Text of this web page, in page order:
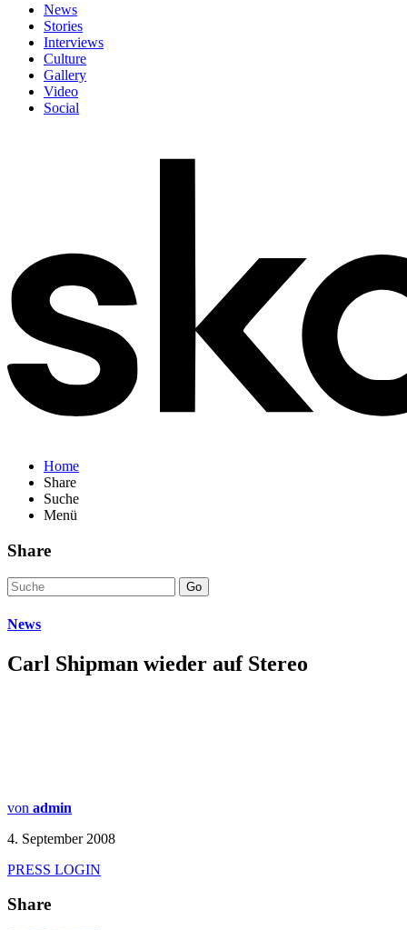
News
Stories
Interviews
Culture
Gallery
Video
Social
Home
Share
Suche
Menü
Share
Go
News
Carl Shipman wieder auf Stereo
von admin
4. September 2008
PRESS LOGIN
Share